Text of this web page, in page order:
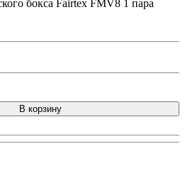
бокса Fairtex FMV8 1 пара
В корзину